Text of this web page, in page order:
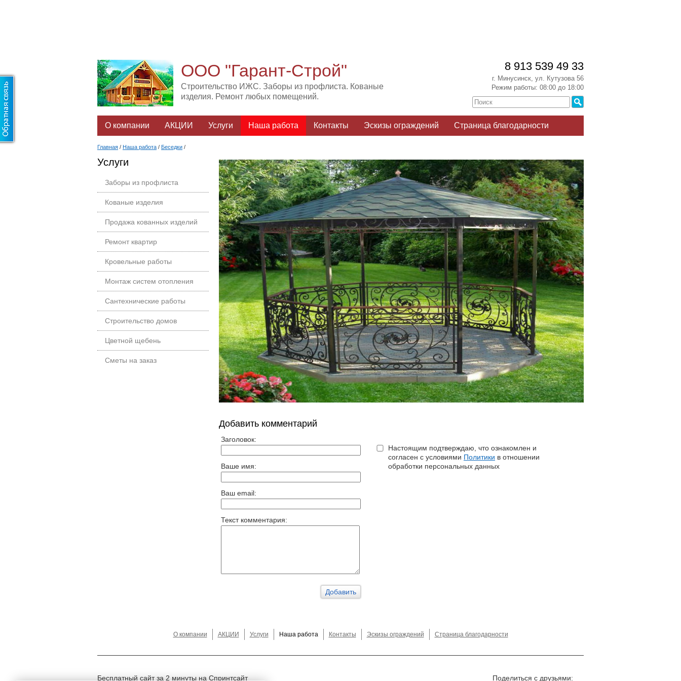
ООО "Гарант-Строй"
Строительство ИЖС. Заборы из профлиста. Кованые
изделия. Ремонт любых помещений.
8 913 539 49 33
г. Минусинск, ул. Кутузова 56
Режим работы: 08:00 до 18:00
О компании АКЦИИ Услуги Наша работа Контакты Эскизы ограждений Страница благодарности
Главная / Наша работа / Беседки /
Услуги
Заборы из профлиста
Кованые изделия
Продажа кованных изделий
Ремонт квартир
Кровельные работы
Монтаж систем отопления
Сантехнические работы
Строительство домов
Цветной щебень
Сметы на заказ
Добавить комментарий
Заголовок:
Ваше имя:
Ваш email:
Текст комментария:
Настоящим подтверждаю, что ознакомлен и
согласен с условиями Политики в отношении
обработки персональных данных
О компании АКЦИИ Услуги Наша работа Контакты Эскизы ограждений Страница благодарности
Бесплатный сайт за 2 минуты на Спринтсайт Поделиться с друзьями: